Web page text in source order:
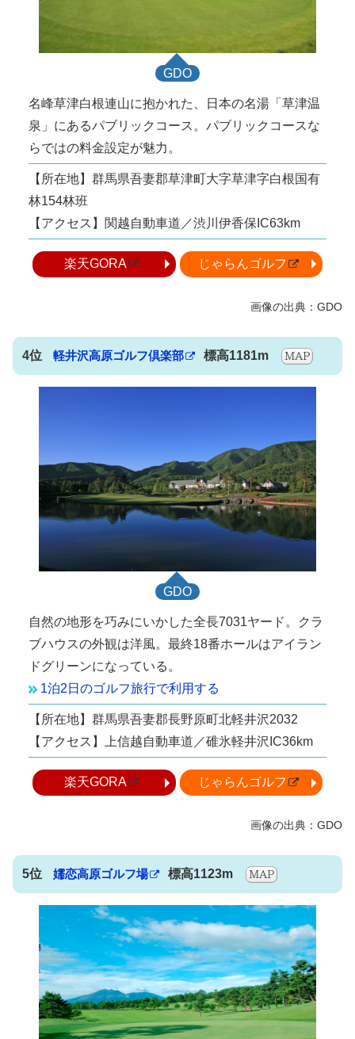
GDO
名峰草津白根連山に抱かれた、日本の名湯「草津温
泉」にあるパブリックコース。パブリックコースな
らではの料金設定が魅力。
【所在地】群馬県吾妻郡草津町大字草津字白根国有
林154林班
【アクセス】関越自動車道／渋川伊香保IC63km
楽天GORA じゃらんゴルフ
4位 軽井沢高原ゴルフ倶楽部 標高1181m
GDO
自然の地形を巧みにいかした全長7031ヤード。クラ
ブハウスの外観は洋風。最終18番ホールはアイラン
ドグリーンになっている。
1泊2日のゴルフ旅行で利用する
【所在地】群馬県吾妻郡長野原町北軽井沢2032
【アクセス】上信越自動車道／碓氷軽井沢IC36km
楽天GORA じゃらんゴルフ
5位 嬬恋高原ゴルフ場 標高1123m